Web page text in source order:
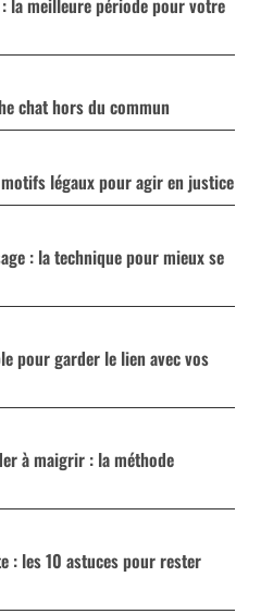
chat hors du commun
légaux pour agir en justice
: la technique pour mieux se
pour garder le lien avec vos
à maigrir : la méthode
: les 10 astuces pour rester